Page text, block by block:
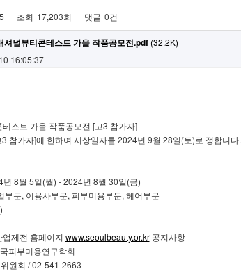
조회 17,203회 댓글 0건
널뷰티콘테스트 가을 작품공모전.pdf(32.2K)
16:05:37
스트 가을 작품공모전 [고3 참가자]
참가자]에 한하여 시상일자를 2024년 9월 28일(토)로 정합니다.
8월 5일(월) - 2024년 8월 30일(금)
문, 이용사부문, 피부미용부문, 헤어부문
제전 홈페이지 www.seoulbeauty.or.kr공지사항
피부미용연구학회
원회 / 02-541-2663